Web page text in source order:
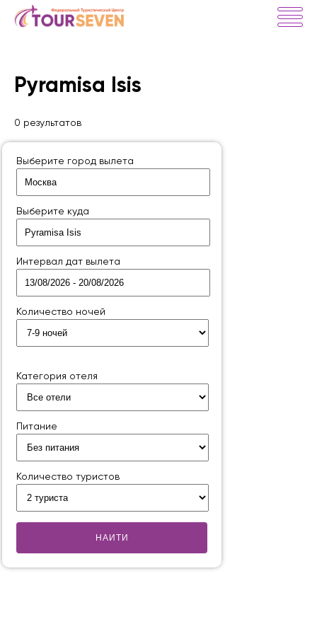
Pyramisa Isis
0 результатов
Выберите город вылета
Выберите куда
Интервал дат вылета
Количество ночей
Категория отеля
Питание
Количество туристов
НАИТИ